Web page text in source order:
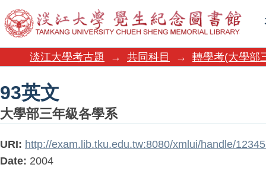
93英文
淡江大學考古題 → 共同科目 → 轉學考(大學部
93英文
大學部三年級各學系
URI: http://exam.lib.tku.edu.tw:8080/xmlui/handle/
Date: 2004